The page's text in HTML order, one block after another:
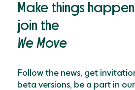
Make things
join the
We Move
Follow the news, get
beta versions, be a part in